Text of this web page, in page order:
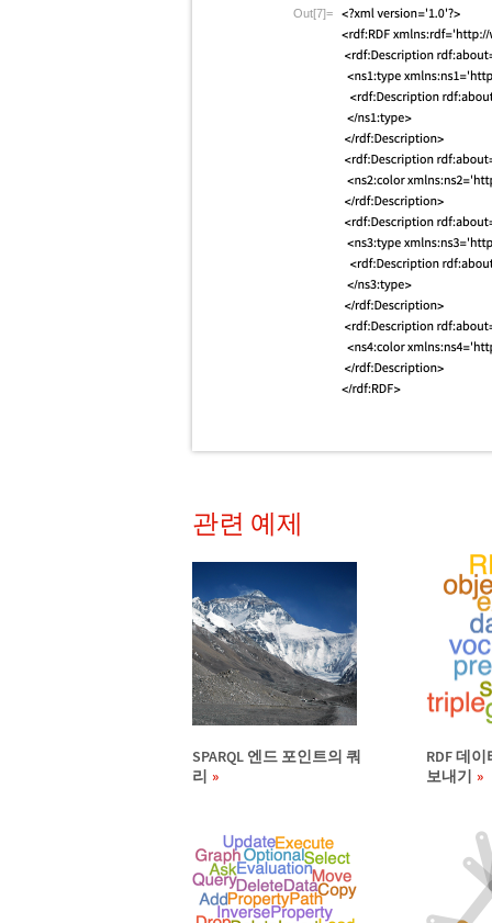
Out[7]=
관련 예제
SPARQL 엔드 포인트의 쿼
리
RDF 데
보내기